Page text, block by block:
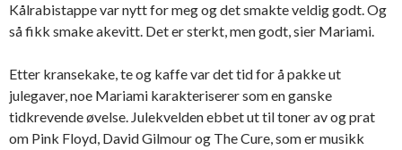
Kålrabistappe var nytt for meg og det smakte veldig godt. Og
så fikk smake akevitt. Det er sterkt, men godt, sier Mariami.
Etter kransekake, te og kaffe var det tid for å pakke ut
julegaver, noe Mariami karakteriserer som en ganske
tidkrevende øvelse. Julekvelden ebbet ut til toner av og prat
om Pink Floyd, David Gilmour og The Cure, som er musikk